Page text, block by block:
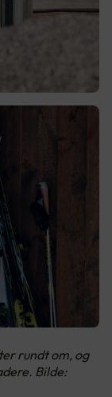
rundt om, og
Bilde: